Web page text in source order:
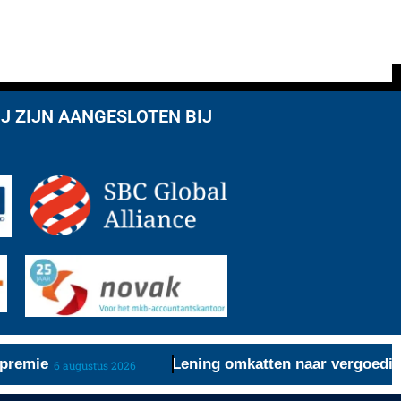
ZIJN AANGESLOTEN BIJ
6 augustus 2026 Lening omkatten naar